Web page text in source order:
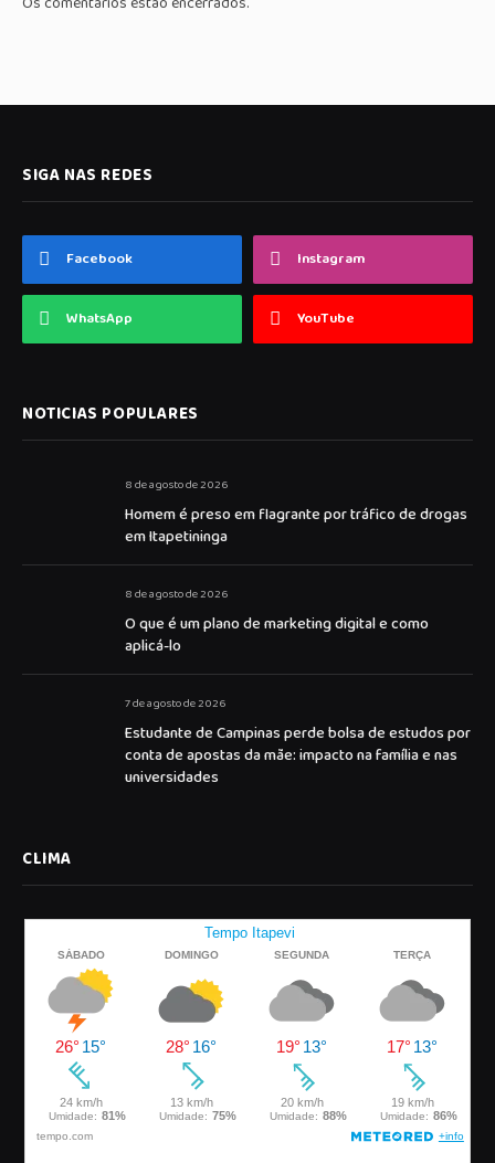
SIGA NAS REDES
Facebook Instagram
WhatsApp YouTube
NOTICIAS POPULARES
8 de agosto de 2026
Homem é preso em flagrante por tráfico de drogas
em Itapetininga
8 de agosto de 2026
O que é um plano de marketing digital e como
aplicá-lo
7 de agosto de 2026
Estudante de Campinas perde bolsa de estudos por
conta de apostas da mãe: impacto na família e nas
universidades
CLIMA